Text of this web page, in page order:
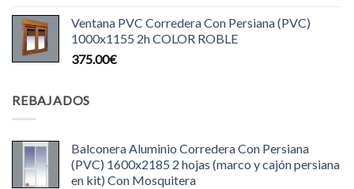
Ventana PVC Corredera Con Persiana (PVC)
1000x1155 2h COLOR ROBLE
375.00€
REBAJADOS
Balconera Aluminio Corredera Con Persiana
(PVC) 1600x2185 2 hojas (marco y cajón persiana
en kit) Con Mosquitera